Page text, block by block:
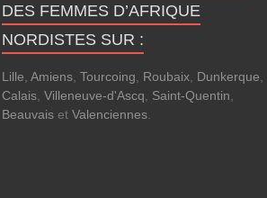
DES FEMMES D’AFRIQUE
NORDISTES SUR :
Lille Amiens Tourcoing Roubaix Dunkerque
Calais Villeneuve-d'Ascq Saint-Quentin
Beauvais et Valenciennes